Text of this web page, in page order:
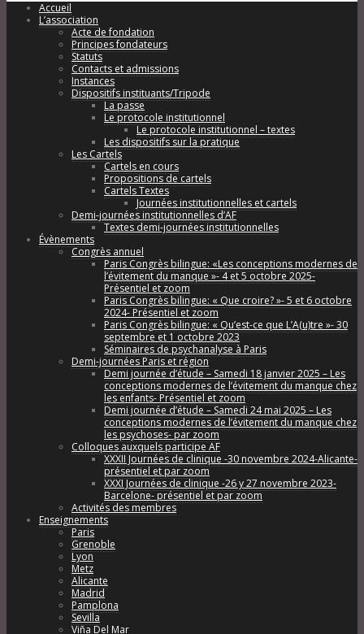
Accueil
L’association
Acte de fondation
Principes fondateurs
Statuts
Contacts et admissions
Instances
Dispositifs instituants/Tripode
La passe
Le protocole institutionnel
Le protocole institutionnel – textes
Les dispositifs sur la pratique
Les Cartels
Cartels en cours
Propositions de cartels
Cartels Textes
Journées institutionnelles et cartels
Demi-journées institutionnelles d’AF
Textes demi-journées institutionnelles
Évènements
Congrès annuel
Paris Congrès bilingue: «Les conceptions modernes de
l’évitement du manque »- 4 et 5 octobre 2025-
Présentiel et zoom
Paris Congrès bilingue: « Que croire? »- 5 et 6 octobre
2024- Présentiel et zoom
Paris Congrès bilingue: « Qu’est-ce que L’A(u)tre »- 30
septembre et 1 octobre 2023
Séminaires de psychanalyse à Paris
Demi-journées Paris et région
Demi journée d’étude – Samedi 18 janvier 2025 – Les
conceptions modernes de l’évitement du manque chez
les enfants- Présentiel et zoom
Demi journée d’étude – Samedi 24 mai 2025 – Les
conceptions modernes de l’évitement du manque chez
les psychoses- par zoom
Colloques auxquels participe AF
XXXII Journées de clinique -30 novembre 2024-Alicante-
présentiel et par zoom
XXXI Journées de clinique -26 y 27 novembre 2023-
Barcelone- présentiel et par zoom
Activités des membres
Enseignements
Paris
Grenoble
Lyon
Metz
Alicante
Madrid
Pamplona
Sevilla
Viña Del Mar